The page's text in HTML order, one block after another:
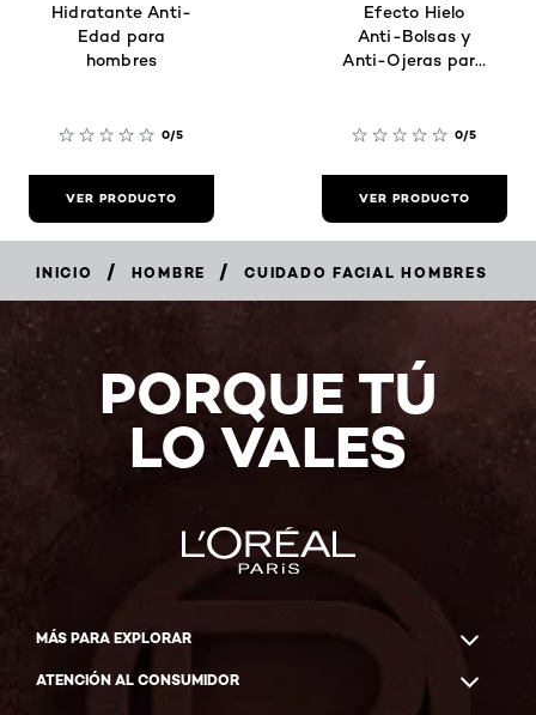
Hidratante Anti-
Edad para
hombres
0/5
VER PRODUCTO
Efecto Hielo
Anti-Bolsas y
Anti-Ojeras para
0/5
VER PRODUCTO
INICIO / HOMBRE / CUIDADO FACIAL HOMBRES
PORQUE TÚ
LO VALES
MÁS PARA EXPLORAR
ATENCIÓN AL CONSUMIDOR